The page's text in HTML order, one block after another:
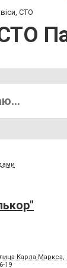
СТО
Карла Маркса,
19